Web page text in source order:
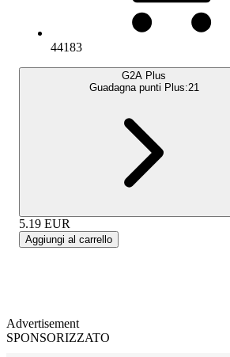
44183
G2A Plus
Guadagna punti Plus:21
5.19 EUR
Aggiungi al carrello
Advertisement
SPONSORIZZATO